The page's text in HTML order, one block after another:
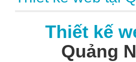
Thiết kế
Quảng